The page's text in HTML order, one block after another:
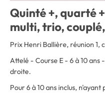
Quinté +, quarté
multi, trio,
Prix Henri Ballière, réunion 1,
Attelé - Course E - 6 à 10
droite.
Pour 6 à 10 ans inclus,